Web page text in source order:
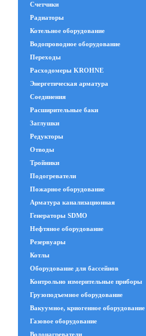
Счетчики
Радиаторы
Котельное оборудование
Водопроводное оборудование
Переходы
Расходомеры KROHNE
Энергетическая арматура
Соединения
Расширительные баки
Заглушки
Редукторы
Отводы
Тройники
Подогреватели
Пожарное оборудование
Арматура канализационная
Генераторы SDMO
Нефтяное оборудование
Резервуары
Котлы
Оборудование для бассейнов
Контрольно измерительные приборы
Грузоподъемное оборудование
Вакуумное, криогенное оборудование
Газовое оборудование
Водонагреватели